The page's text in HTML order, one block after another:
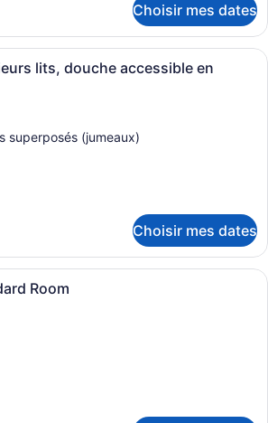
Choisir mes dates
Une chambre d’hôtel avec deux
lits, douche accessible en
superposés (jumeaux)
Choisir mes dates
Literie hypoallergénique, coffre-
Room